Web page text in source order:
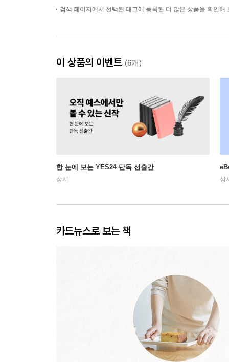
검색 페이지에서 선택된 태그에 등록된 더 많은 상품을 확인해
이 상품의 이벤트 (6개)
한 눈에 보는 YES24 단독 선출간
상시 상
카드뉴스로 보는 책